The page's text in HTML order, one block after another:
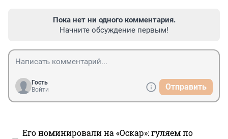
Пока нет ни одного комментария.
Начните обсуждение первым!
Гость
Войти
Отправить
Его номинировали на «Оскар»: гуляем по